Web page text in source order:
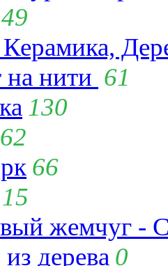
49
нити 61
130
62
66
15
жемчуг -
дерева 0